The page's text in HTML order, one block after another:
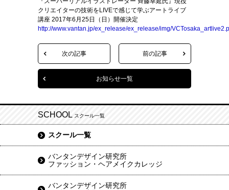
クリエイターの技術をLIVEで感じて学ぶアートライブ
講座 2017年6月25日（日）開催決定
http://www.vantan.jp/ex_release/ex_release/img/
次の記事 前の記事
お知らせ一覧
SCHOOL スクール一覧
スクール一覧
バンタンデザイン研究所
ファッション・ヘアメイクカレッジ
バンタンデザイン研究所